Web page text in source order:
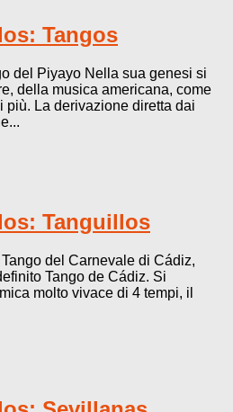
Tangos
del Piyayo Nella sua genesi si
della musica americana, come
più. La derivazione diretta dai
Tanguillos
del Carnevale di Cádiz,
Tango de Cádiz. Si
molto vivace di 4 tempi, il